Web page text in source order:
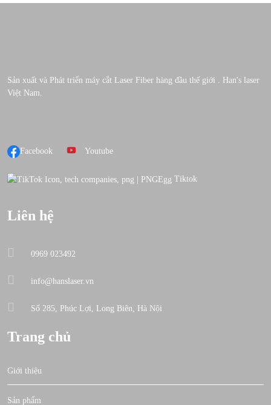
Sản xuất và Phát triển máy cắt Laser Fiber hàng đầu thế giới . Han's laser
Việt Nam.
Facebook Youtube
Tiktok
Liên hệ
0969 023492
info@hanslaser.vn
Số 285, Phúc Lợi, Long Biên, Hà Nội
Trang chủ
Giới thiệu
Sản phẩm